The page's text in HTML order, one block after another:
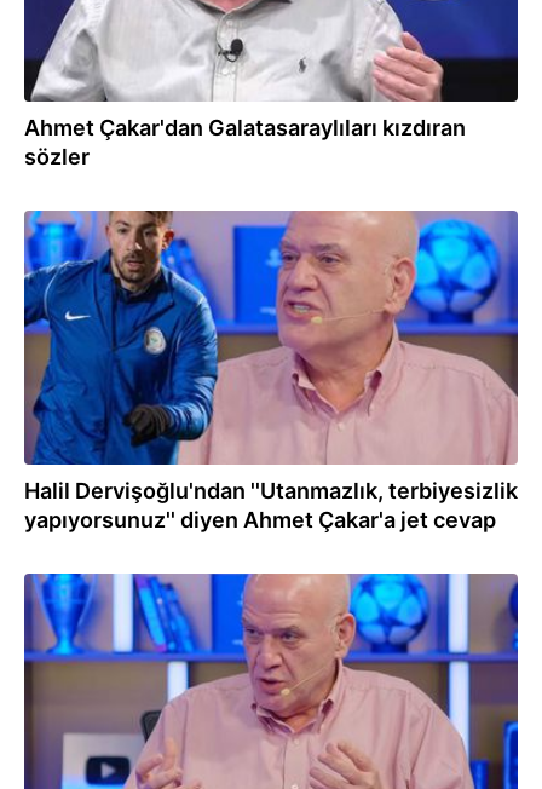
Ahmet Çakar'dan Galatasaraylıları kızdıran
sözler
05.03.2026
Halil Dervişoğlu'ndan ''Utanmazlık, terbiyesizlik
yapıyorsunuz'' diyen Ahmet Çakar'a jet cevap
01.03.2026